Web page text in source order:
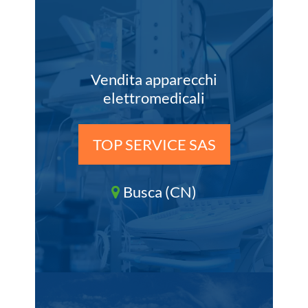
Vendita apparecchi
elettromedicali
TOP SERVICE SAS
Busca (CN)